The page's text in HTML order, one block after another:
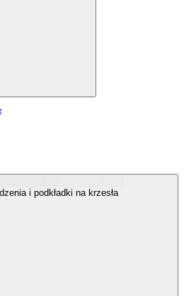
i podkładki na krzesła